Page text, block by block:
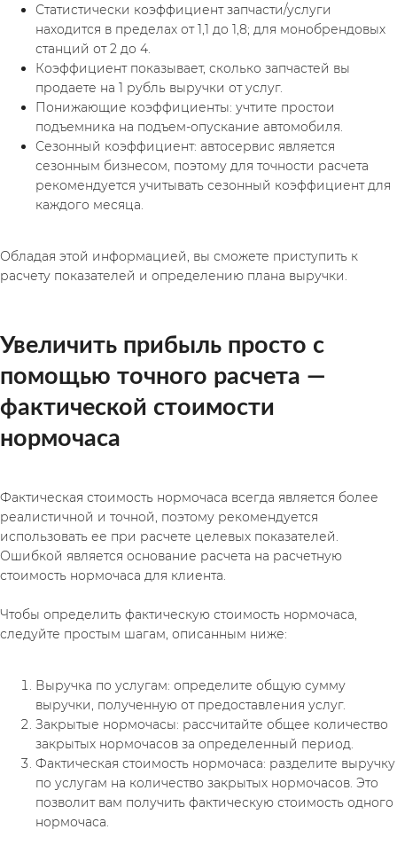
Статистически коэффициент запчасти/услуги
находится в пределах от 1,1 до 1,8; для монобрендовых
станций от 2 до 4.
Коэффициент показывает, сколько запчастей вы
продаете на 1 рубль выручки от услуг.
Понижающие коэффициенты: учтите простои
подъемника на подъем-опускание автомобиля.
Сезонный коэффициент: автосервис является
сезонным бизнесом, поэтому для точности расчета
рекомендуется учитывать сезонный коэффициент для
каждого месяца.
Обладая этой информацией, вы сможете приступить к
расчету показателей и определению плана выручки.
Увеличить прибыль просто с
помощью точного расчета —
фактической стоимости
нормочаса
Фактическая стоимость нормочаса всегда является более
реалистичной и точной, поэтому рекомендуется
использовать ее при расчете целевых показателей.
Ошибкой является основание расчета на расчетную
стоимость нормочаса для клиента.
Чтобы определить фактическую стоимость нормочаса,
следуйте простым шагам, описанным ниже:
Выручка по услугам: определите общую сумму
выручки, полученную от предоставления услуг.
Закрытые нормочасы: рассчитайте общее количество
закрытых нормочасов за определенный период.
Фактическая стоимость нормочаса: разделите выручку
по услугам на количество закрытых нормочасов. Это
позволит вам получить фактическую стоимость одного
нормочаса.